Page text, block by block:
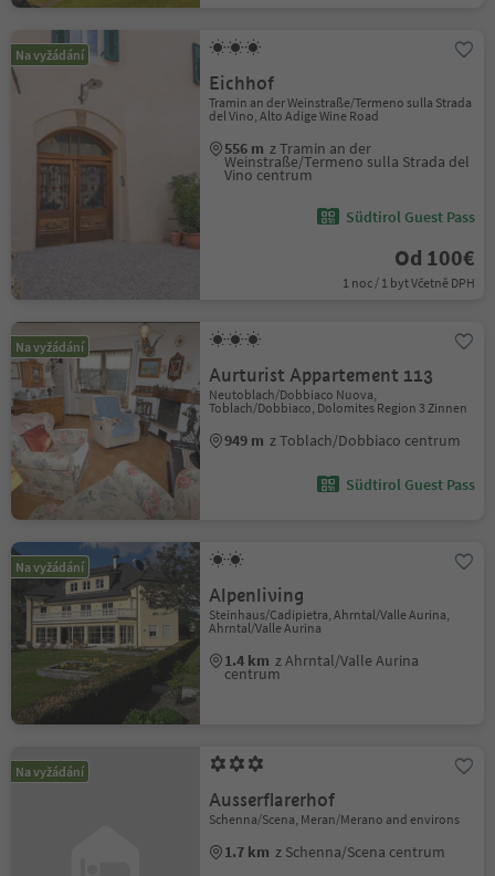
Na vyžádání
Eichhof
Tramin an der Weinstraße/Termeno sulla Strada
del Vino, Alto Adige Wine Road
556 m z Tramin an der
Weinstraße/Termeno sulla Strada del
Vino centrum
Südtirol Guest Pass
Od 100€
1 noc / 1 byt Včetně DPH
Na vyžádání
Aurturist Appartement 113
Neutoblach/Dobbiaco Nuova,
Toblach/Dobbiaco, Dolomites Region 3 Zinnen
949 m z Toblach/Dobbiaco centrum
Südtirol Guest Pass
Na vyžádání
Alpenliving
Steinhaus/Cadipietra, Ahrntal/Valle Aurina,
Ahrntal/Valle Aurina
1.4 km z Ahrntal/Valle Aurina
centrum
Na vyžádání
Ausserflarerhof
Schenna/Scena, Meran/Merano and environs
1.7 km z Schenna/Scena centrum